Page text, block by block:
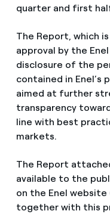
quarter and first
The Report, which
approval by the
disclosure of the
contained in Enel’s
aimed at further
transparency
line with best
markets.
The Report
available to the
on the Enel website
together with this